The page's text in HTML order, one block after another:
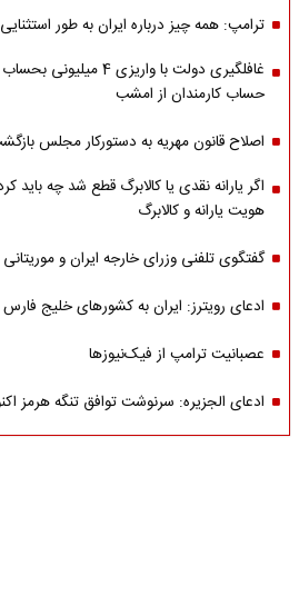
ترامپ: همه چیز درباره ایران به طور
غافلگیری دولت با واریزی
حساب کارمندان از امشب
اصلاح قانون مهریه به دستورکار مجلس
اگر یارانه نقدی یا کالابرگ قطع شد چه باید
هویت یارانه و کالابرگ
گفتگوی تلفنی وزرای خارجه ایران و موریتانی
ادعای رویترز: ایران به کشورهای خلیج
عصبانیت ترامپ از فیک‌نیوزها
ادعای الجزیره: سرنوشت توافق تنگه هرمز